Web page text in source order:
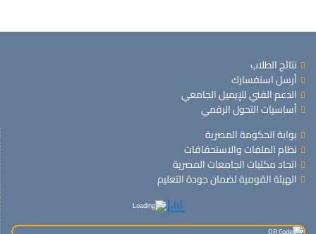
نتائج الطلاب
أرسل استفسارك
الدعم الفني للإيميل الجامعي
أساسيات التحول الرقمي
بوابة الحكومة المصرية
نظام الملفات والاستحقاقات
اتحاد مكتبات الجامعات المصرية
الهيئة القومية لضمان جودة التعليم